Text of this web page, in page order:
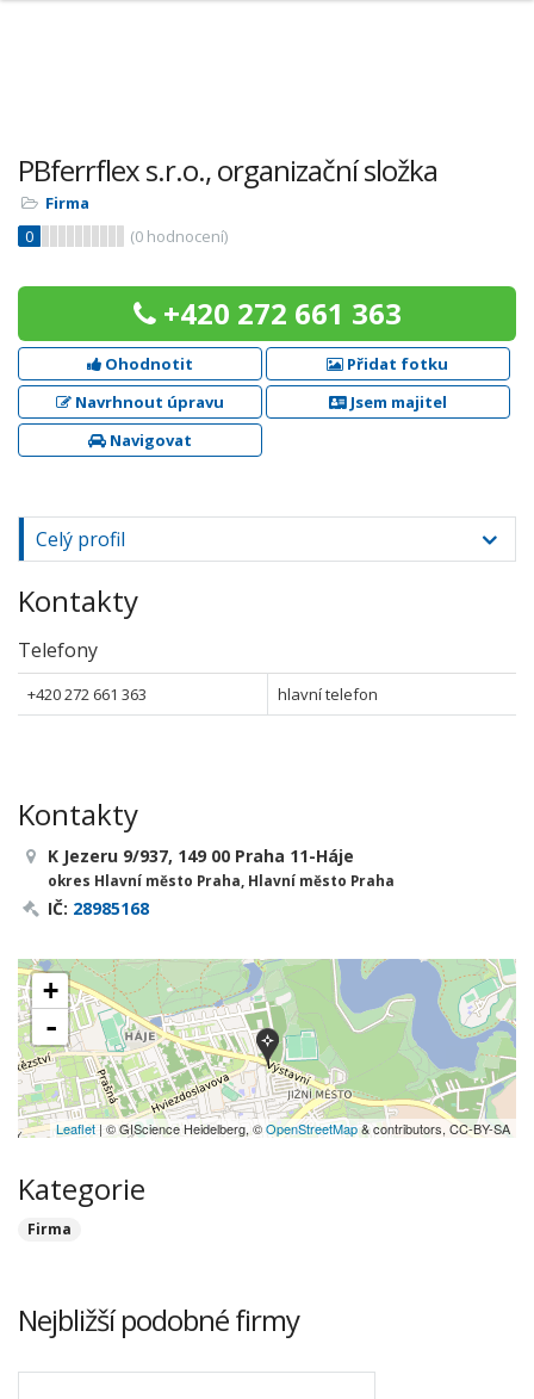
PBferrflex s.r.o., organizační složka
Firma
0
(0 hodnocení)
+420 272 661 363
Ohodnotit
Přidat fotku
Navrhnout úpravu
Jsem majitel
Navigovat
Celý profil
Kontakty
Telefony
+420 272 661 363 hlavní telefon
Kontakty
K Jezeru 9/937, 149 00 Praha 11-Háje
okres Hlavní město Praha, Hlavní město Praha
IČ: 28985168
+
-
Leaflet| © GIScience Heidelberg, ©OpenStreetMap& contributors, CC-BY-SA
Kategorie
Firma
Nejbližší podobné firmy